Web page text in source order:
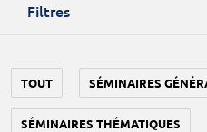
Filtres
TOUT SÉMINAIRES
SÉMINAIRES THÉMATIQUES